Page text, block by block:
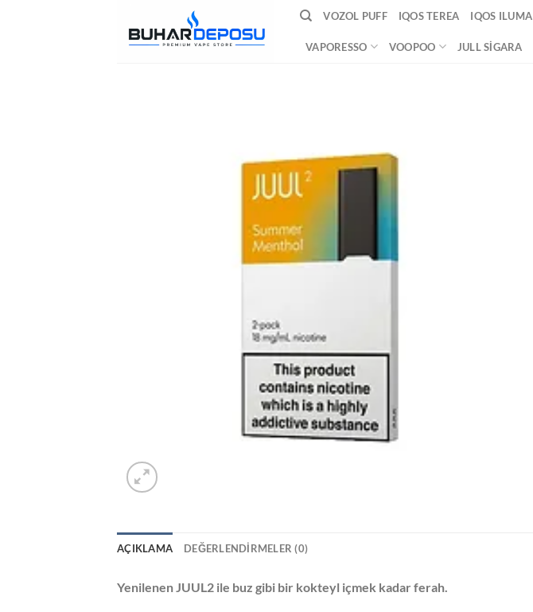
VOZOL PUFF IQOS TEREA IQOS ILUMA
VAPORESSO VOOPOO JULL SIGARA
AÇIKLAMA DEĞERLENDIRMELER (0)
Yenilenen JUUL2 ile buz gibi bir kokteyl içmek kadar ferah.